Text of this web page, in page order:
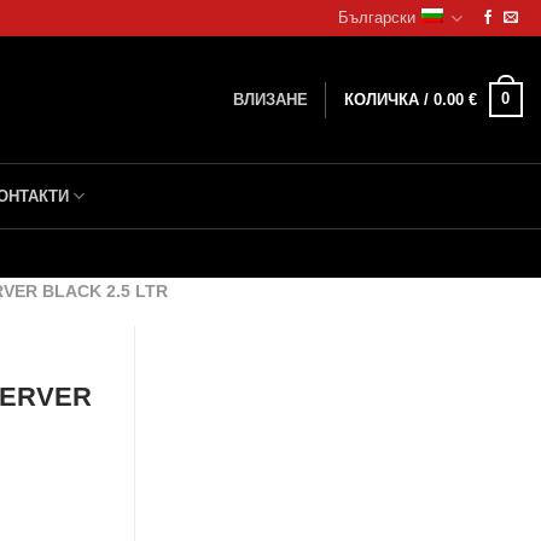
Български
ВЛИЗАНЕ КОЛИЧКА / 0.00 € 0
BLACK 2.5 LTR